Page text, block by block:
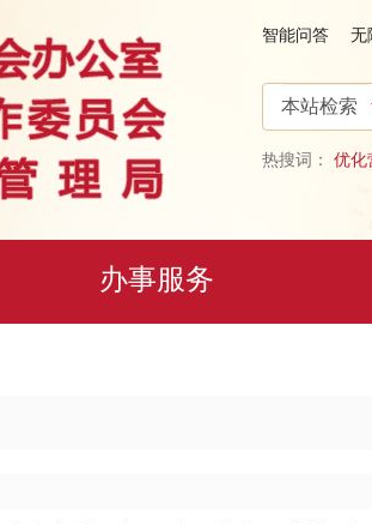
智能问答 无
热搜词： 优化
办事服务